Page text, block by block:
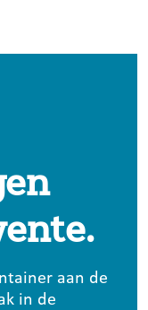
aan de
in de